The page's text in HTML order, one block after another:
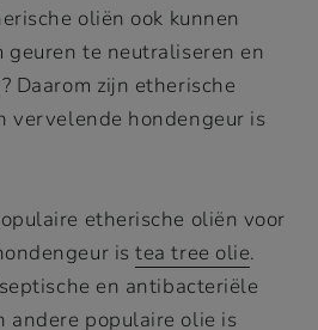
oliën ook kunnen
geuren te neutraliseren en
Daarom zijn etherische
vervelende hondengeur is
etherische oliën voor
istea tree olie.
en antibacteriële
andere populaire olie is